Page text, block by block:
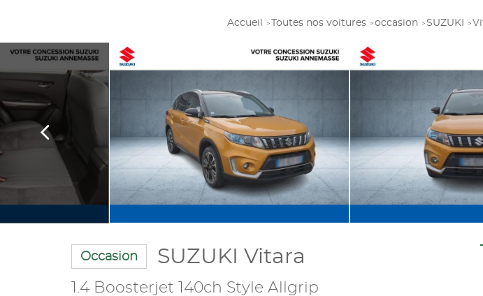
Accueil Toutes nos voitures occasion SUZUKI
Occasion SUZUKI Vitara
1.4 Boosterjet 140ch Style Allgrip